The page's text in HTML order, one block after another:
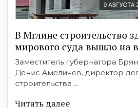
9 АВГУСТА
В Мглине строительство
мирового суда вышло на
Заместитель губернатора
Денис Амеличев, директор
строительства ...
Читать далее